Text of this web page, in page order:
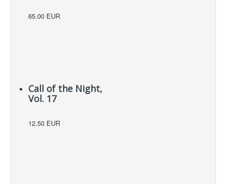
65.00 EUR
Call of the Night,
Vol. 17
12.50 EUR